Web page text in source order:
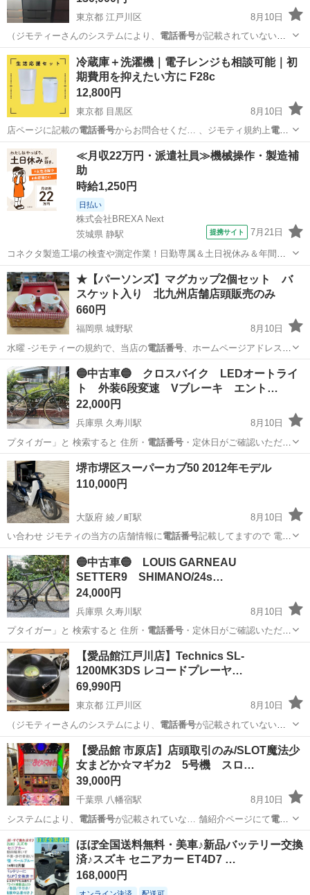
東京都 江戸川区
8月10日
（ジモティーさんのシステムにより、 電話番号が記載されていない場
合がございます。…
東京 江戸川区 キッチン家電 商品
冷蔵庫＋洗濯機｜電子レンジも相談可能｜初
期費用を抑えたい方に F28c
12,800円
東京都 目黒区
8月10日
店ページに記載の電話番号からお問合せくだ… 、ジモティ規約上電話
番号をメッセージ内に… まう為こちらから電話番号を提示する形に
な…
東京 目黒区 生活家電 商品
≪月収22万円・派遣社員≫機械操作・製造補
助
時給1,250円
日払い
株式会社BREXA Next
茨城県 静駅
提携サイト 7月21日
コネクタ製造工場の検査や測定作業！日勤専属＆土日祝休み＆年間休
日128日★クリーンルーム内作業★マイカー通勤OK＆無料駐車場あり
★就業先食堂利用可！日払い制度あり！《茨城県常陸大宮市》 人気の
工場のお仕事 ◇コネクタ製造工...
茨城 常陸大宮市 その他
★【パーソンズ】マグカップ2個セット バ
スケット入り 北九州店舗店頭販売のみ
660円
福岡県 城野駅
8月10日
水曜 -ジモティーの規約で、当店の電話番号、ホームページアドレスな
ど公開ができ…
福岡 北九州市 城野駅 食器 商品
🔵中古車🔵 クロスバイク LEDオートライ
ト 外装6段変速 Vブレーキ エント…
22,000円
兵庫県 久寿川駅
8月10日
プタイガー」と 検索すると 住所・ 電話番号・定休日がご確認いただけ
ます📱 …
兵庫 西宮市 久寿川駅 クロスバイク オートライト
堺市堺区スーパーカブ50 2012年モデル
110,000円
大阪府 綾ノ町駅
8月10日
い合わせ ジモティの当方の店舗情報に電話番号記載してますので 電話
かメッセージ下…
大阪 堺市 綾ノ町駅
🔵中古車🔵 LOUIS GARNEAU
SETTER9 SHIMANO/24s…
24,000円
兵庫県 久寿川駅
8月10日
プタイガー」と 検索すると 住所・ 電話番号・定休日がご確認いただけ
ます📱 …
兵庫 西宮市 久寿川駅 クロスバイク
【愛品館江戸川店】Technics SL-
1200MK3DS レコードプレーヤ…
69,990円
東京都 江戸川区
8月10日
（ジモティーさんのシステムにより、 電話番号が記載されていない場
合がございます。…
東京 江戸川区 オーディオ 商品
【愛品館 市原店】店頭取引のみ/SLOT魔法少
女まどか☆マギカ2 5号機 スロ…
39,000円
千葉県 八幡宿駅
8月10日
システムにより、 電話番号が記載されていな… 舗紹介ページにて電話
番号ご検索の上お電話…
千葉 市原市 八幡宿駅 その他 商品
ほぼ全国送料無料・美車♪新品バッテリー交換
済♪スズキ セニアカー ET4D7 …
168,000円